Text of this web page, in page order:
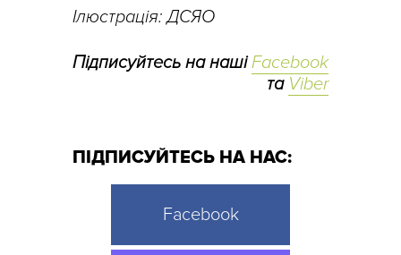
Ілюстрація: ДСЯО
Підписуйтесь на нашіFacebook
та Viber
ПІДПИСУЙТЕСЬ НА НАС:
Facebook